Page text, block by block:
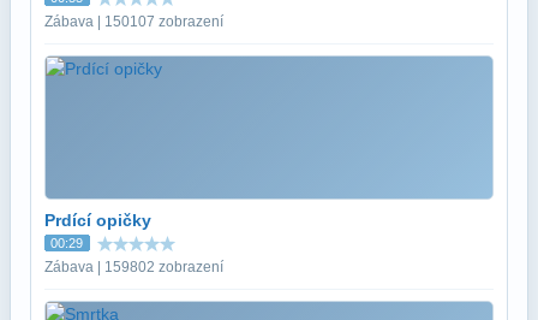
Zábava | 150107 zobrazení
Prdící opičky
00:29
Zábava | 159802 zobrazení